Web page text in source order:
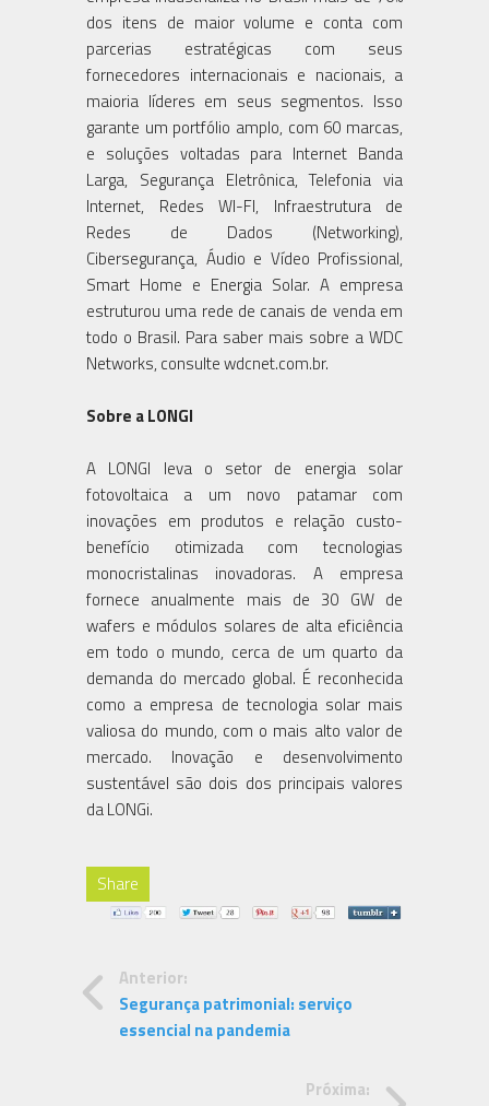
dos itens de maior volume e conta com
parcerias estratégicas com seus
fornecedores internacionais e nacionais, a
maioria líderes em seus segmentos. Isso
garante um portfólio amplo, com 60 marcas,
e soluções voltadas para Internet Banda
Larga, Segurança Eletrônica, Telefonia via
Internet, Redes WI-FI, Infraestrutura de
Redes de Dados (Networking),
Cibersegurança, Áudio e Vídeo Profissional,
Smart Home e Energia Solar. A empresa
estruturou uma rede de canais de venda em
todo o Brasil. Para saber mais sobre a WDC
Networks, consulte wdcnet.com.br.
Sobre a LONGI
A LONGI leva o setor de energia solar
fotovoltaica a um novo patamar com
inovações em produtos e relação custo-
benefício otimizada com tecnologias
monocristalinas inovadoras. A empresa
fornece anualmente mais de 30 GW de
wafers e módulos solares de alta eficiência
em todo o mundo, cerca de um quarto da
demanda do mercado global. É reconhecida
como a empresa de tecnologia solar mais
valiosa do mundo, com o mais alto valor de
mercado. Inovação e desenvolvimento
sustentável são dois dos principais valores
da LONGi.
Share
Anterior:
Segurança patrimonial: serviço
essencial na pandemia
Próxima: